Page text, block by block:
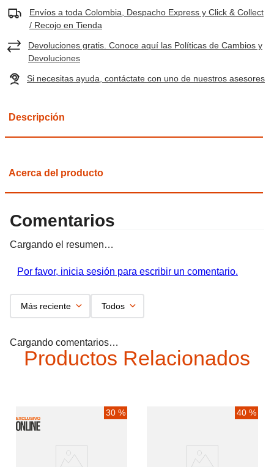
Envíos a toda Colombia, Despacho Express y Click & Collect
/ Recojo en Tienda
Devoluciones gratis. Conoce aquí las Políticas de Cambios y
Devoluciones
Si necesitas ayuda, contáctate con uno de nuestros asesores
Descripción
Acerca del producto
Comentarios
Cargando el resumen…
Por favor, inicia sesión para escribir un comentario.
Más reciente Todos
Cargando comentarios…
Productos Relacionados
30 % 40 %